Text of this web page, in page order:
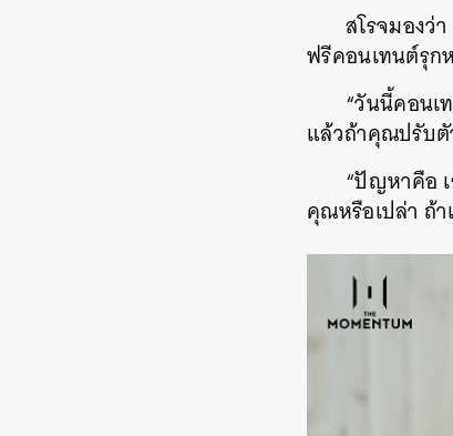
สโรจมองว่
ฟรีคอนเทนต์รุก
“วันนี้คอนเ
แล้วถ้าคุณปรับ
“ปัญหาคือ
คุณหรือเปล่า ถ้